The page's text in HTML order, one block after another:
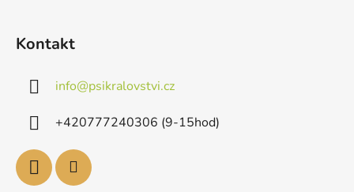
Kontakt
info@psikralovstvi.cz
+420777240306 (9-15hod)